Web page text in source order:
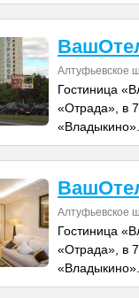
Алтуфьевское
Гостиница
«Отрада», в
Алтуфьевское
Гостиница
«Отрада», в